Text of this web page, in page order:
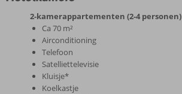
2-kamerappartementen (2-4 personen)
Ca 70 m²
Airconditioning
Telefoon
Satelliettelevisie
Kluisje*
Koelkastje